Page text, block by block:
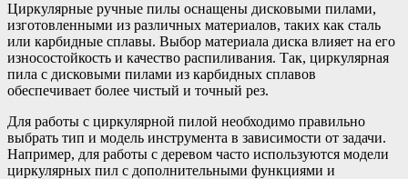
Циркулярные ручные пилы оснащены дисковыми пилами,
изготовленными из различных материалов, таких как сталь
или карбидные сплавы. Выбор материала диска влияет на его
износостойкость и качество распиливания. Так, циркулярная
пила с дисковыми пилами из карбидных сплавов
обеспечивает более чистый и точный рез.
Для работы с циркулярной пилой необходимо правильно
выбрать тип и модель инструмента в зависимости от задачи.
Например, для работы с деревом часто используются модели
циркулярных пил с дополнительными функциями и